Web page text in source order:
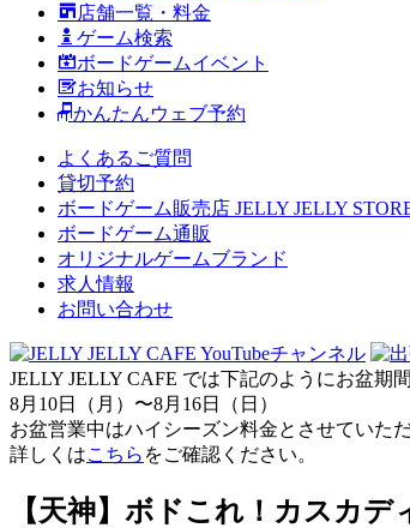
店舗一覧・料金
ゲーム検索
ボードゲームイベント
お知らせ
かんたんウェブ予約
よくあるご質問
貸切予約
ボードゲーム販売店 JELLY JELLY
ボードゲーム通販
オリジナルゲームブランド
求人情報
お問い合わせ
JELLY JELLY CAFE では下記のようにお盆期
8月10日（月）〜8月16日（日）
お盆営業中はハイシーズン料金とさせていただ
詳しくはこちら をご確認ください。
【天神】ボドこれ！カスカデ